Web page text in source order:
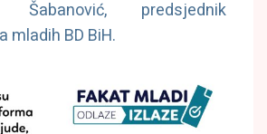
predsjednik
mladih BD BiH.